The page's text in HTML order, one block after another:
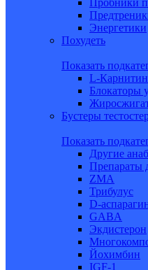
Энергетики
Похудеть
Показать
L-Карнитин
Блокаторы
Бустеры
Показать
Другие
Препараты
ZMA
Трибулус
D-
GABA
Экдистерон
Йохимбин
IGF-1